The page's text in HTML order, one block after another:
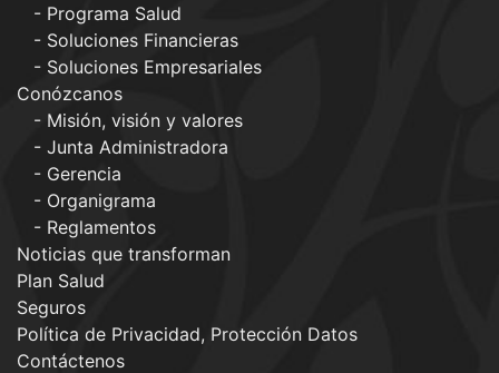
Programa Salud
Soluciones Financieras
Soluciones Empresariales
Conózcanos
Misión, visión y valores
Junta Administradora
Gerencia
Organigrama
Reglamentos
Noticias que transforman
Plan Salud
Seguros
Política de Privacidad, Protección Datos
Contáctenos